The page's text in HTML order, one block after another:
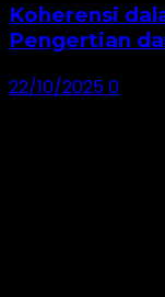
Koherensi
Pengertian
22/10/20250